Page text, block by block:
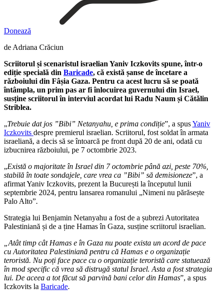
Donează
de Adriana Crăciun
Scriitorul și scenaristul israelian Yaniv Iczkovits spune, într-o
ediție specială din Baricade, că există șanse de încetare a
războiului din Fâșia Gaza. Pentru ca acest lucru să se poată
întâmpla, un prim pas ar fi înlocuirea guvernului din Israel,
susține scriitorul în interviul acordat lui Radu Naum și Cătălin
Striblea.
„Trebuie dat jos ”Bibi” Netanyahu, e prima condiție”, a spusYaniv
Iczkovits despre premierul israelian. Scriitorul, fost soldat în armata
israeliană, a decis să se întoarcă pe front după 20 de ani, odată cu
izbucnirea războiului, pe 7 octombrie 2023.
„Există o majoritate în Israel din 7 octombrie până azi, peste 70%,
stabilă în toate sondajele, care vrea ca ”Bibi” să demisioneze”, a
afirmat Yaniv Iczkovits, prezent la București la începutul lunii
septembrie 2024, pentru lansarea romanului „Nimeni nu părăsește
Palo Alto”.
Strategia lui Benjamin Netanyahu a fost de a șubrezi Autoritatea
Palestiniană și de a ține Hamas în Gaza, susține scriitorul israelian.
„Atât timp cât Hamas e în Gaza nu poate exista un acord de pace
cu Autoritatea Palestiniană pentru că Hamas e o organizație
teroristă. Nu poți face pace cu o organizație teroristă care statuează
în mod specific că vrea să distrugă statul Israel. Asta a fost strategia
lui. De aceea a tot făcut să parvină bani celor din Hamas”, a spus
Iczkovits la Baricade.